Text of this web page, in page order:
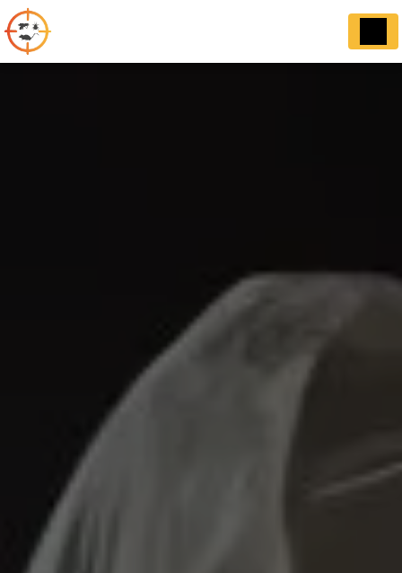
Panneau de gestion des cookies